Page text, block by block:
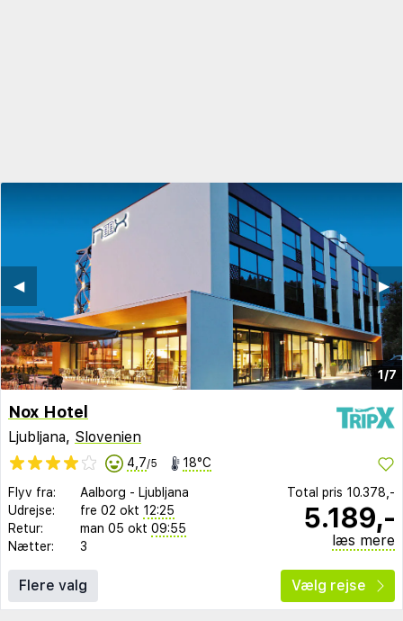
1/7
▶︎
◀︎
Nox Hotel
Ljubljana, Slovenien
4,7/5 18°C
Flyv fra: Aalborg - Ljubljana
Udrejse:
fre 02 okt 12:25
Retur:
man 05 okt 09:55
Nætter:
3
Total pris 10.378,-
5.189,-
læs mere
Flere valg Vælg rejse